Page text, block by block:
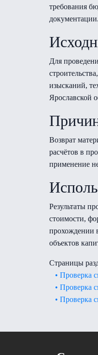
требования
документации.
Для
изысканий,
Ярославской
Возврат
расчётов в
применение
Результаты
стоимости,
прохождении
объектов
Страницы
• Проверка
• Проверка
• Проверка